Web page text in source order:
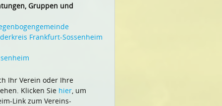
Gruppen und
Frankfurt-Sossenheim
Ihr Verein oder Ihre
Klicken Sie hier, um
Link zum Vereins-